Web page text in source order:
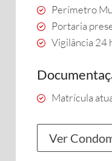
Perímetro
Portaria
Vigilância 24
Matrícula
Ver